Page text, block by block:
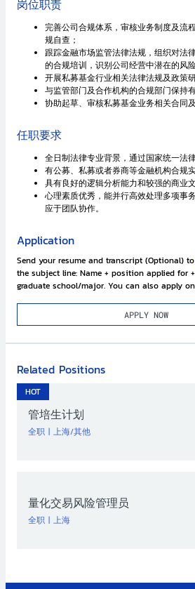
岗位职责
完善公司合规体系，审核业务制度及流
规自查；
跟踪金融市场监管法律法规，组织对法
的合规培训，识别公司经营中潜在的风
开展私募基金行业相关法律法规及政策
与监管部门及合作机构的合规部门保持
协助起草、审核私募基金业务相关合同
任职要求
全日制法律专业背景，通过国家统一法
有公募、私募或者券商等金融机构合规
具有良好的逻辑分析能力和较强的商业
心理素质优秀，能并行高效处理多项事
应于团队协作。
Application
Send your resume and transcript (Optional) to
the subject line: Name + position applied for
graduate school/major. You can also apply
APPLY NOW
Related Positions
HOT
管培生计划
全职 | 上海/其他
量化交易风险管理员
全职 | 上海